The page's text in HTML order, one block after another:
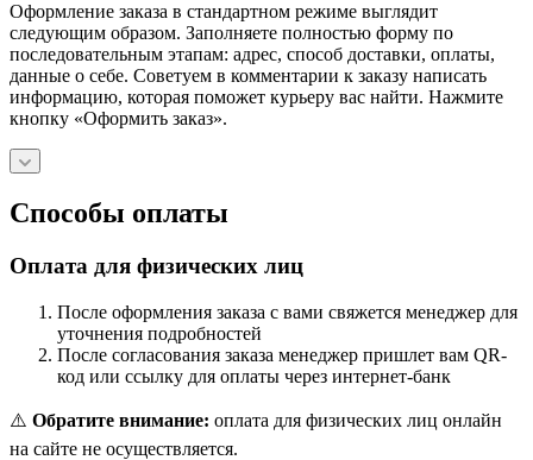
Оформление заказа в стандартном режиме выглядит
следующим образом. Заполняете полностью форму по
последовательным этапам: адрес, способ доставки, оплаты,
данные о себе. Советуем в комментарии к заказу написать
информацию, которая поможет курьеру вас найти. Нажмите
кнопку «Оформить заказ».
Способы оплаты
Оплата для физических лиц
После оформления заказа с вами свяжется менеджер для
уточнения подробностей
После согласования заказа менеджер пришлет вам QR-
код или ссылку для оплаты через интернет-банк
⚠️ Обратите внимание: оплата для физических лиц онлайн
на сайте не осуществляется.